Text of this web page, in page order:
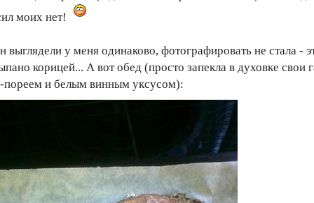
моих нет!
выглядели у меня одинаково, фотографировать не стала -
корицей... А вот обед (просто запекла в духовке
пореем и белым винным уксусом):